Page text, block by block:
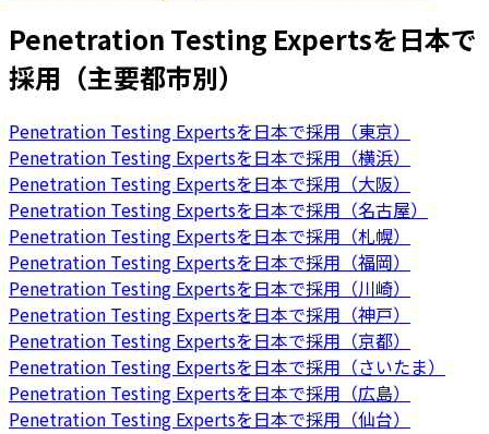
Penetration Testing Expertsを日本で
採用（主要都市別）
Penetration Testing Expertsを日本で採用（東京）
Penetration Testing Expertsを日本で採用（横浜）
Penetration Testing Expertsを日本で採用（大阪）
Penetration Testing Expertsを日本で採用（名古屋）
Penetration Testing Expertsを日本で採用（札幌）
Penetration Testing Expertsを日本で採用（福岡）
Penetration Testing Expertsを日本で採用（川崎）
Penetration Testing Expertsを日本で採用（神戸）
Penetration Testing Expertsを日本で採用（京都）
Penetration Testing Expertsを日本で採用（さいたま）
Penetration Testing Expertsを日本で採用（広島）
Penetration Testing Expertsを日本で採用（仙台）